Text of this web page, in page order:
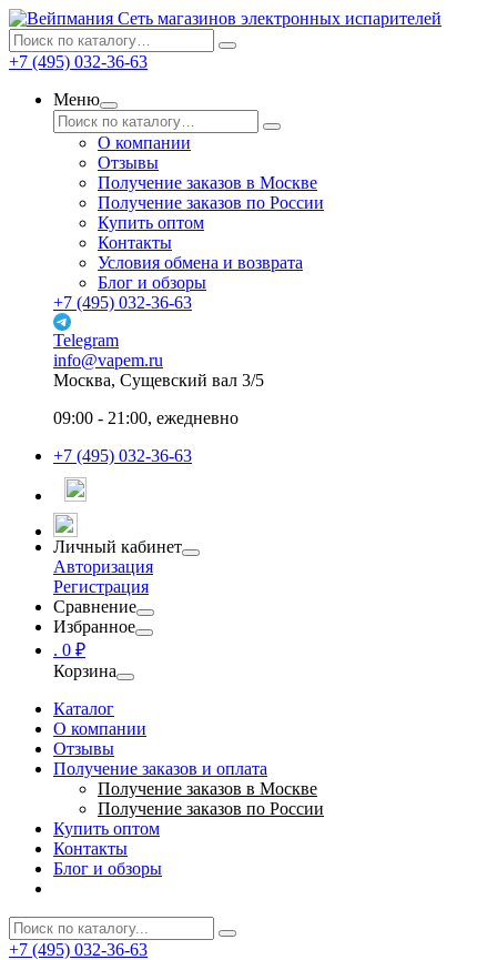
Сеть магазинов электронных испарителей
+7 (495) 032-36-63
Меню
О компании
Отзывы
Получение заказов в Москве
Получение заказов по России
Купить оптом
Контакты
Условия обмена и возврата
Блог и обзоры
+7 (495) 032-36-63
Telegram
info@vapem.ru
Москва, Сущевский вал 3/5
09:00 - 21:00, ежедневно
+7 (495) 032-36-63
Личный кабинет
Авторизация
Регистрация
Сравнение
Избранное
. 0 ₽
Корзина
Каталог
О компании
Отзывы
Получение заказов и оплата
Получение заказов в Москве
Получение заказов по России
Купить оптом
Контакты
Блог и обзоры
+7 (495) 032-36-63